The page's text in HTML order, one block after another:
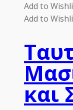
Add to
Add to
και